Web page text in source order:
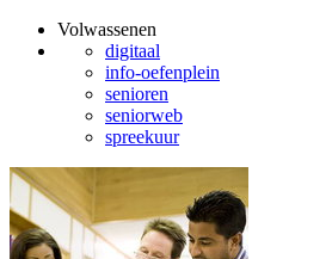
Volwassenen
digitaal
info-oefenplein
senioren
seniorweb
spreekuur